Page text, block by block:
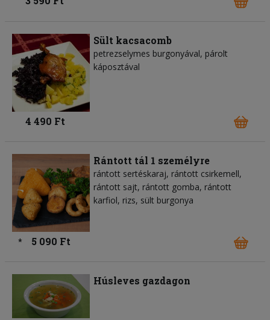
Sült kacsacomb
petrezselymes burgonyával, párolt
káposztával
4 490 Ft
Rántott tál 1 személyre
rántott sertéskaraj, rántott csirkemell,
rántott sajt, rántott gomba, rántott
karfiol, rizs, sült burgonya
* 5 090 Ft
Húsleves gazdagon